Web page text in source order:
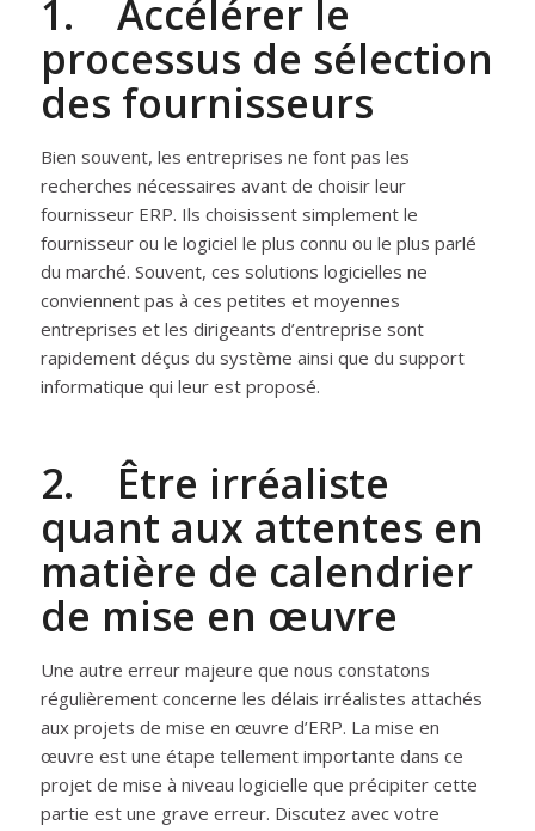
1. Accélérer le
processus de sélection
des fournisseurs
Bien souvent, les entreprises ne font pas les
recherches nécessaires avant de choisir leur
fournisseur ERP. Ils choisissent simplement le
fournisseur ou le logiciel le plus connu ou le plus parlé
du marché. Souvent, ces solutions logicielles ne
conviennent pas à ces petites et moyennes
entreprises et les dirigeants d’entreprise sont
rapidement déçus du système ainsi que du support
informatique qui leur est proposé.
2. Être irréaliste
quant aux attentes en
matière de calendrier
de mise en œuvre
Une autre erreur majeure que nous constatons
régulièrement concerne les délais irréalistes attachés
aux projets de mise en œuvre d’ERP. La mise en
œuvre est une étape tellement importante dans ce
projet de mise à niveau logicielle que précipiter cette
partie est une grave erreur. Discutez avec votre